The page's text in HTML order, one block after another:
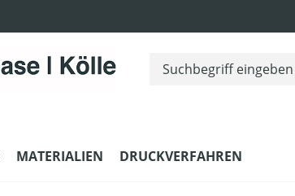
MATERIALIEN DRUCKVERFAHREN